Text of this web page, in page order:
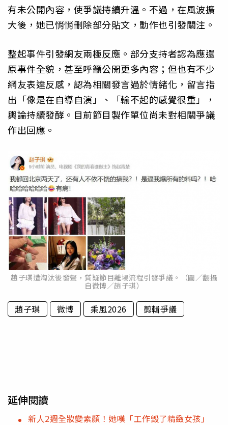
有未公開內容，使爭議持續升溫。不過，在風波擴
大後，她已悄悄刪除部分貼文，動作也引發關注。
整起事件引發網友兩極反應。部分支持者認為應還
原事件全貌，甚至呼籲公開更多內容；但也有不少
網友表達反感，認為相關發言過於情緒化，留言指
出「像是在自導自演」、「輸不起的感覺很重」，
輿論持續發酵。目前節目製作單位尚未對相關爭議
作出回應。
趙子琪遭淘汰後發聲，質疑節目離場流程引發爭議。（圖／翻攝
自微博／趙子琪）
趙子琪 微博 乘風2026 剪輯爭議
延伸閱讀
新人2週全妝變素顏！她嘆「工作毀了精緻女孩」